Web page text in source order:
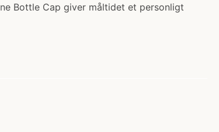
Bottle Cap giver måltidet et personligt